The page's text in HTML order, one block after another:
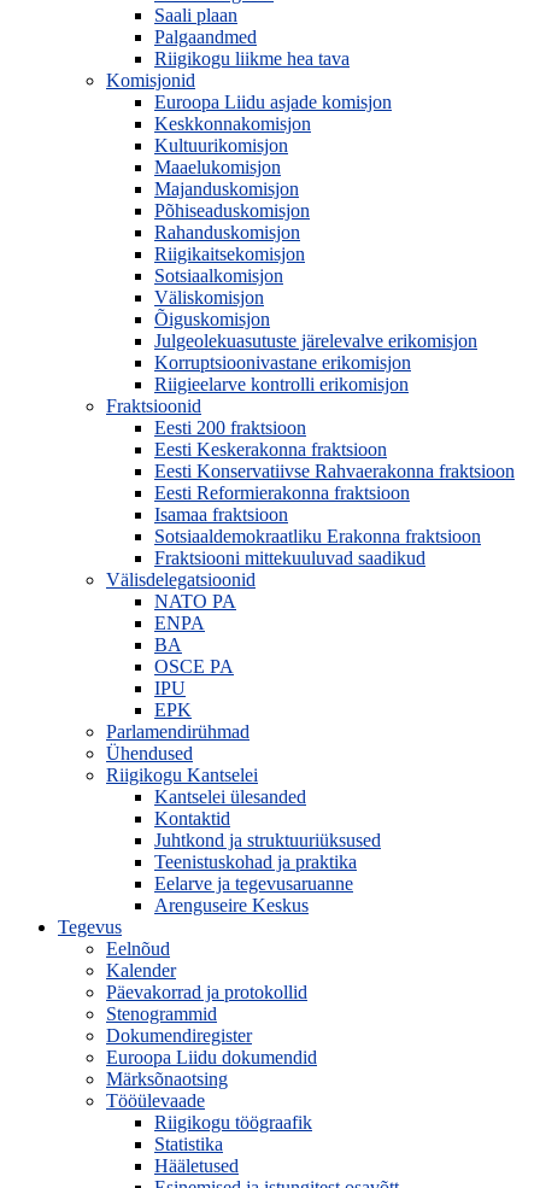
Saali plaan
Palgaandmed
Riigikogu liikme hea tava
Komisjonid
Euroopa Liidu asjade komisjon
Keskkonnakomisjon
Kultuurikomisjon
Maaelukomisjon
Majanduskomisjon
Põhiseaduskomisjon
Rahanduskomisjon
Riigikaitsekomisjon
Sotsiaalkomisjon
Väliskomisjon
Õiguskomisjon
Julgeolekuasutuste järelevalve erikomisjon
Korruptsioonivastane erikomisjon
Riigieelarve kontrolli erikomisjon
Fraktsioonid
Eesti 200 fraktsioon
Eesti Keskerakonna fraktsioon
Eesti Konservatiivse Rahvaerakonna fraktsioon
Eesti Reformierakonna fraktsioon
Isamaa fraktsioon
Sotsiaaldemokraatliku Erakonna fraktsioon
Fraktsiooni mittekuuluvad saadikud
Välisdelegatsioonid
NATO PA
ENPA
BA
OSCE PA
IPU
EPK
Parlamendirühmad
Ühendused
Riigikogu Kantselei
Kantselei ülesanded
Kontaktid
Juhtkond ja struktuuriüksused
Teenistuskohad ja praktika
Eelarve ja tegevusaruanne
Arenguseire Keskus
Tegevus
Eelnõud
Kalender
Päevakorrad ja protokollid
Stenogrammid
Dokumendiregister
Euroopa Liidu dokumendid
Märksõnaotsing
Tööülevaade
Riigikogu töögraafik
Statistika
Hääletused